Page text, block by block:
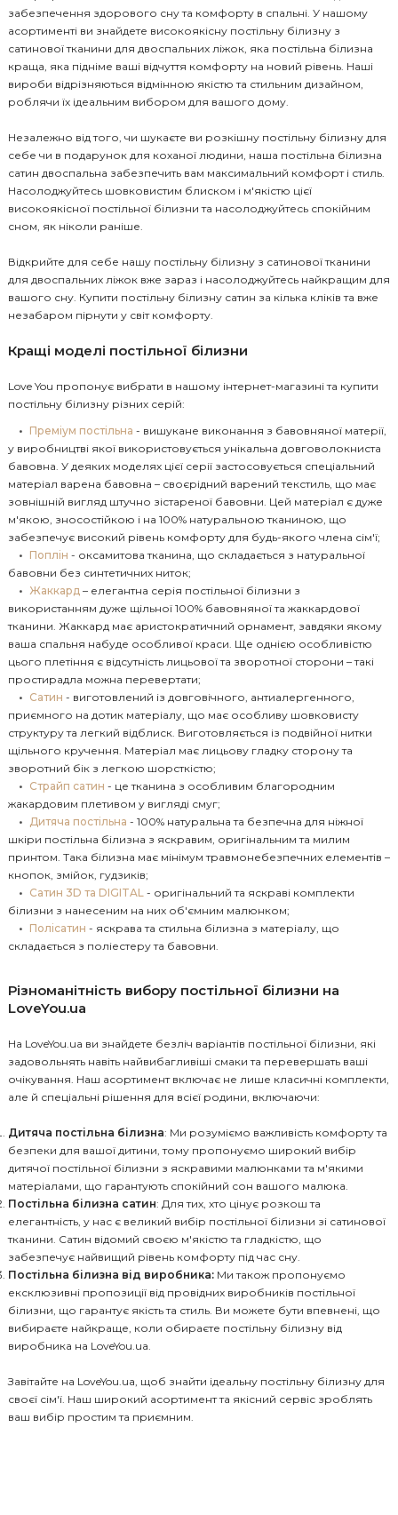
забезпечення здорового сну та комфорту в спальні. У нашому
асортименті ви знайдете високоякісну постільну білизну з
сатинової тканини для двоспальних ліжок, яка постільна білизна
краща, яка підніме ваші відчуття комфорту на новий рівень. Наші
вироби відрізняються відмінною якістю та стильним дизайном,
роблячи їх ідеальним вибором для вашого дому.
Незалежно від того, чи шукаєте ви розкішну постільну білизну для
себе чи в подарунок для коханої людини, наша постільна білизна
сатин двоспальна забезпечить вам максимальний комфорт і стиль.
Насолоджуйтесь шовковистим блиском і м'якістю цієї
високоякісної постільної білизни та насолоджуйтесь спокійним
сном, як ніколи раніше.
Відкрийте для себе нашу постільну білизну з сатинової тканини
для двоспальних ліжок вже зараз і насолоджуйтесь найкращим для
вашого сну. Купити постільну білизну сатин за кілька кліків та вже
незабаром пірнути у світ комфорту.
Кращі моделі постільної білизни
Love You пропонує вибрати в нашому інтернет-магазині та купити
постільну білизну різних серій:
Преміум постільна - вишукане виконання з бавовняної матерії,
у виробництві якої використовується унікальна довговолокниста
бавовна. У деяких моделях цієї серії застосовується спеціальний
матеріал варена бавовна – своєрідний варений текстиль, що має
зовнішній вигляд штучно зістареної бавовни. Цей матеріал є дуже
м'якою, зносостійкою і на 100% натуральною тканиною, що
забезпечує високий рівень комфорту для будь-якого члена сім'ї;
Поплін - оксамитова тканина, що складається з натуральної
бавовни без синтетичних ниток;
Жаккард – елегантна серія постільної білизни з
використанням дуже щільної 100% бавовняної та жаккардової
тканини. Жаккард має аристократичний орнамент, завдяки якому
ваша спальня набуде особливої краси. Ще однією особливістю
цього плетіння є відсутність лицьової та зворотної сторони – такі
простирадла можна перевертати;
Сатин - виготовлений із довговічного, антиалергенного,
приємного на дотик матеріалу, що має особливу шовковисту
структуру та легкий відблиск. Виготовляється із подвійної нитки
щільного кручення. Матеріал має лицьову гладку сторону та
зворотний бік з легкою шорсткістю;
Страйп сатин - це тканина з особливим благородним
жакардовим плетивом у вигляді смуг;
Дитяча постільна - 100% натуральна та безпечна для ніжної
шкіри постільна білизна з яскравим, оригінальним та милим
принтом. Така білизна має мінімум травмонебезпечних елементів –
кнопок, змійок, гудзиків;
Сатин 3D та DIGITAL - оригінальний та яскраві комплекти
білизни з нанесеним на них об'ємним малюнком;
Полісатин - яскрава та стильна білизна з матеріалу, що
складається з поліестеру та бавовни.
Різноманітність вибору постільної білизни на
LoveYou.ua
На LoveYou.ua ви знайдете безліч варіантів постільної білизни, які
задовольнять навіть найвибагливіші смаки та перевершать ваші
очікування. Наш асортимент включає не лише класичні комплекти,
але й спеціальні рішення для всієї родини, включаючи:
Дитяча постільна білизна: Ми розуміємо важливість комфорту та
безпеки для вашої дитини, тому пропонуємо широкий вибір
дитячої постільної білизни з яскравими малюнками та м'якими
матеріалами, що гарантують спокійний сон вашого малюка.
Постільна білизна сатин: Для тих, хто цінує розкош та
елегантність, у нас є великий вибір постільної білизни зі сатинової
тканини. Сатин відомий своєю м'якістю та гладкістю, що
забезпечує найвищий рівень комфорту під час сну.
Постільна білизна від виробника:Ми також пропонуємо
ексклюзивні пропозиції від провідних виробників постільної
білизни, що гарантує якість та стиль. Ви можете бути впевнені, що
вибираєте найкраще, коли обираєте постільну білизну від
виробника на LoveYou.ua.
Завітайте на LoveYou.ua, щоб знайти ідеальну постільну білизну для
своєї сім'ї. Наш широкий асортимент та якісний сервіс зроблять
ваш вибір простим та приємним.